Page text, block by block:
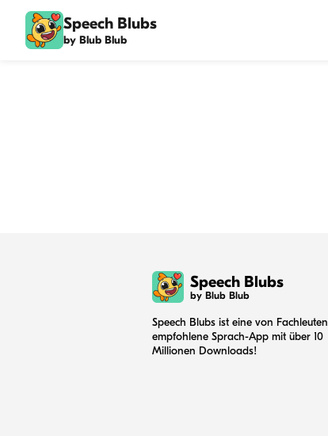
Speech Blubs
by Blub Blub
Speech Blubs
by Blub Blub
Speech Blubs ist eine von Fachleuten
empfohlene Sprach-App mit über 10
Millionen Downloads!